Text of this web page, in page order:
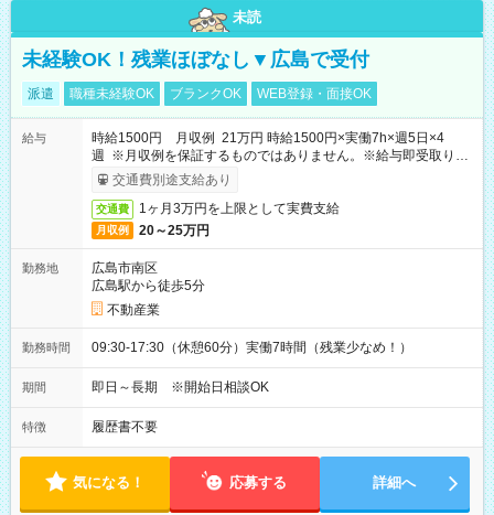
未読
未経験OK！残業ほぼなし▼広島で受付
派遣 職種未経験OK ブランクOK WEB登録・面接OK
給与
時給1500円 月収例 21万円 時給1500円×実働7h×週5日×4
週 ※月収例を保証するものではありません。※給与即受取りサ
ービス利用可（利用条件有）
交通費別途支給あり
交通費 1ヶ月3万円を上限として実費支給
月収例 20～25万円
勤務地
広島市南区
広島駅から徒歩5分
不動産業
勤務時間 09:30-17:30（休憩60分）実働7時間（残業少なめ！）
期間 即日～長期 ※開始日相談OK
特徴 履歴書不要
気になる！ 応募する 詳細へ